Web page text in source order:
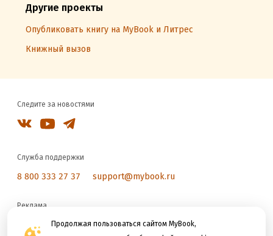
Продолжая пользоваться сайтом MyBook,
Другие проекты
Опубликовать книгу на MyBook и Литрес
Книжный вызов
Следите за новостями
Служба поддержки
8 800 333 27 37 support@mybook.ru
Реклама
reklama@litres.ru